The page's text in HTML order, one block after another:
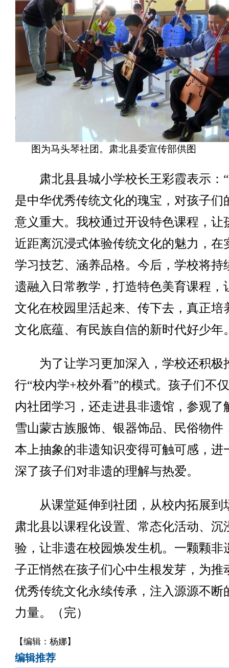
图为马头琴社团。肃北县委宣传部供图
肃北县县城小学校长王彩霞表示：
是中华优秀传统文化的瑰宝，对孩子们
意义重大。我校通过开设特色课程，让
近距离沉浸式体验传统文化的魅力，在
学习技艺、涵养品格。今后，学校将持
遗融入日常教学，打造特色美育课程，
文化在校园里活起来、传下去，真正培
文化底蕴、有民族自信的新时代好少年
为了让学习更加深入，学校还积极
行“校内学+校外看”的模式。孩子们不
内社团学习，还走进县非遗馆，参观了
雪山蒙古族服饰、银器饰品、民俗物件
本上抽象的非遗知识变得可触可感，进
深了孩子们对非遗的理解与热爱。
从课堂延伸到社团，从校内拓展到
肃北县以课程化设置、常态化活动、沉
验，让非遗在校园焕发生机。一颗颗非
子正悄然在孩子们心中生根发芽，为推
优秀传统文化永续传承，注入源源不断
力量。（完）
【编辑：杨娜】
编辑推荐